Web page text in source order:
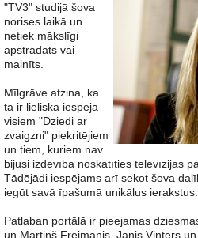
"TV3" studijā šova
norises laikā un
netiek mākslīgi
apstrādāts vai
mainīts.
Mīlgrāve atzina, ka
tā ir lieliska iespēja
visiem "Dziedi ar
zvaigzni" piekritējiem
un tiem, kuriem nav
bijusi izdevība noskatīties televīzijas
Tādējādi iespējams arī sekot šova
iegūt savā īpašumā unikālus ierakstus.
Patlaban portālā ir pieejamas
un Mārtiņš Freimanis, Jānis Vinters